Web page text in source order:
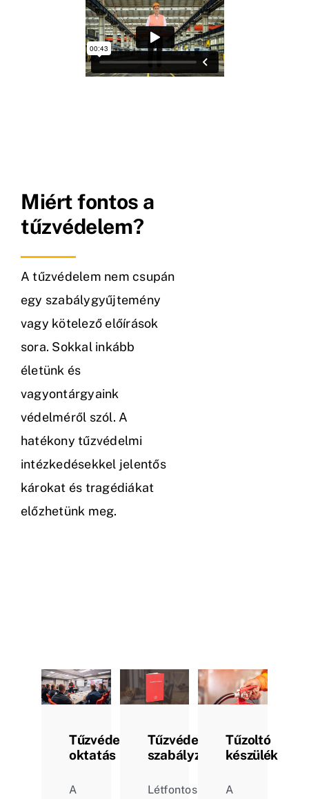
Miért fontos a
tűzvédelem?
A tűzvédelem nem csupán
egy szabálygyűjtemény
vagy kötelező előírások
sora. Sokkal inkább
életünk és
vagyontárgyaink
védelméről szól. A
hatékony tűzvédelmi
intézkedésekkel jelentős
károkat és tragédiákat
előzhetünk meg.
Tűzvédelmi
oktatás
A
Tűzvédelmi
szabályzat
Létfontosságú
Tűzoltó
készülék
A